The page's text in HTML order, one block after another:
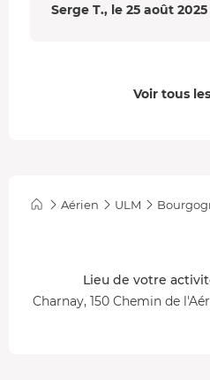
Serge T., le 25 août 2025
Voir tous
Aérien ULM
Lieu de votre
Charnay, 150 Chemin de